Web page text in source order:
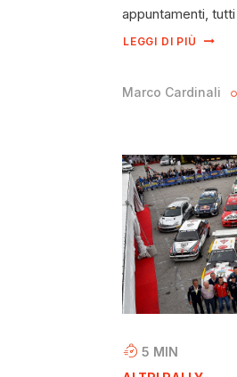
appuntamenti,
LEGGI DI PIÙ
Marco Cardinali
5 MIN